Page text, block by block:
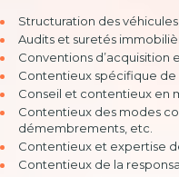
Structuration des véhicules
Audits et suretés
Conventions d’acquisition
Contentieux spécifique
Conseil et contentieux en
Contentieux des modes
démembrements, etc.
Contentieux et expertise
Contentieux de la